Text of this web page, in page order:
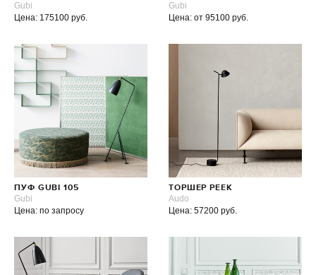
Gubi
Цена: 175100 руб.
Gubi
Цена: от 95100 руб.
ПУФ GUBI 105
Gubi
Цена: по запросу
ТОРШЕР PEEK
Audo
Цена: 57200 руб.